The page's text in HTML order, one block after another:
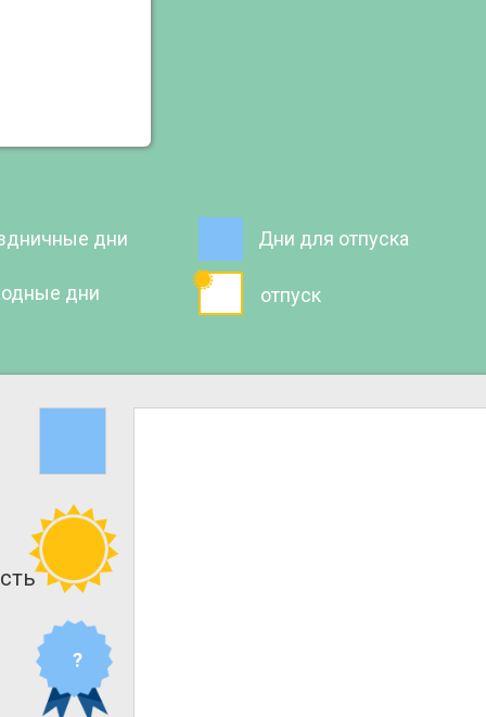
дни
дни
Дни для отпуска
отпуск
?